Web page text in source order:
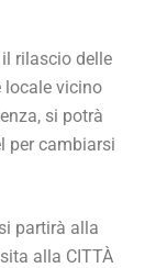
rilascio delle
locale vicino
si potrà
per cambiarsi
partirà alla
alla CITTÀ